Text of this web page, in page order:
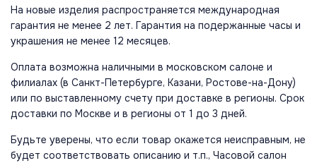
На новые изделия распространяется международная
гарантия не менее 2 лет. Гарантия на подержанные часы и
украшения не менее 12 месяцев.
Оплата возможна наличными в московском салоне и
филиалах (в Санкт-Петербурге, Казани, Ростове-на-Дону)
или по выставленному счету при доставке в регионы. Срок
доставки по Москве и в регионы от 1 до 3 дней.
Будьте уверены, что если товар окажется неисправным, не
будет соответствовать описанию и т.п., Часовой салон